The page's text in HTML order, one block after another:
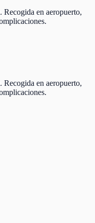
en aeropuerto,
en aeropuerto,